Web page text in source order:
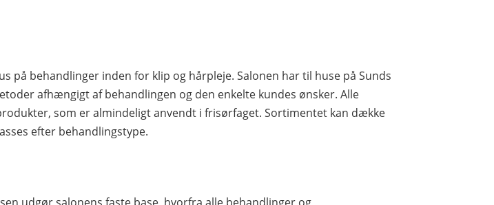
på behandlinger inden for klip og hårpleje. Salonen har til huse på Sunds
afhængigt af behandlingen og den enkelte kundes ønsker. Alle
som er almindeligt anvendt i frisørfaget. Sortimentet kan dække
efter behandlingstype.
udgør salonens faste base, hvorfra alle behandlinger og